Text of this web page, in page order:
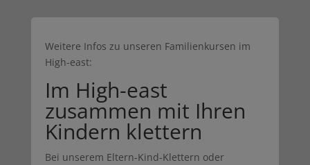
Weitere Infos zu unseren Familienkursen im
High-east:
Im High-east
zusammen mit Ihren
Kindern klettern
Bei unserem Eltern-Kind-Klettern oder